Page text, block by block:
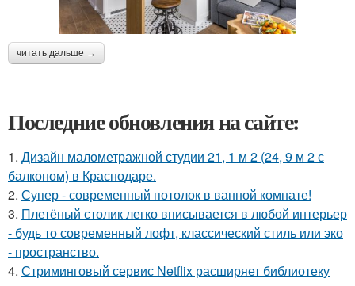
читать дальше →
Последние обновления на сайте:
1. Дизайн малометражной студии 21, 1 м 2 (24, 9 м 2 с
балконом) в Краснодаре.
2. Супер - современный потолок в ванной комнате!
3. Плетёный столик легко вписывается в любой интерьер
- будь то современный лофт, классический стиль или эко
- пространство.
4. Стриминговый сервис Netflix расширяет библиотеку